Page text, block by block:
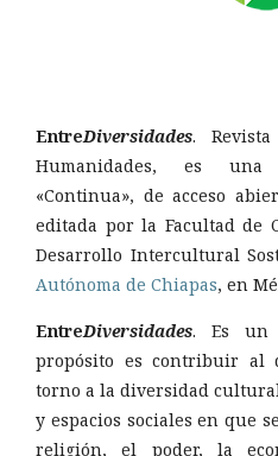
EntreDiversidades.
Humanidades, es una
«Continua», de acceso
editada por la Facultad de
Desarrollo Intercultural
Autónoma de Chiapas, en
EntreDiversidades. Es un
propósito es contribuir al
torno a la diversidad
y espacios sociales en que
religión, el poder, la